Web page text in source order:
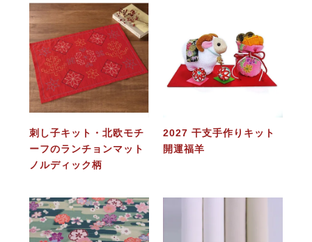
刺し子キット・北欧モチ
ーフのランチョンマット
ノルディック柄
2027 干支手作りキット
開運福羊